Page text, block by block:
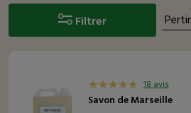
Filtrer
18 avis
Savon de Marseille